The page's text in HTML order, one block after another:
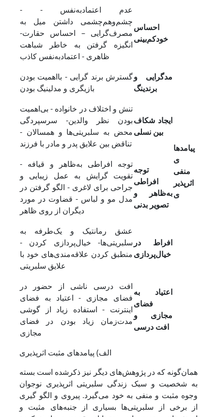
- عدم اعتمادبه‌نفس -
چشم‌وهم‌چشمی داشتن میل به
مصرف‌گرایی – احساس حقارت-
انگیزه گرفتن به خاطر شباهت
ظاهری - اعتمادبه‌نفس کاذب
احساس
خودکم‌بینی
پیامدها
ی
منفی
اثرپذیر
ی
گسترش برند گرایی - بااهمیت بودن
بازیگری و مدلینیگ بودن
مدگرایی و
برندینگ
تنش و اختلاف در خانواده - بی‌اهمیت
بودن نظر والدین- سرسپردگی
محض به سلبریتی‌ها و همسالان -
تناقض بین علایق پدر و مادر با فرزند
ایجاد شکاف
بین نسلی
توجه افراطی به‌ظاهر و قیافه -
تقویت گرایش به عمل زیبایی و
جراحی برای لاغری - الگو گرفتن در
مدل مو و لباس - قضاوت در مورد
دیگران از روی ظاهر
توجه
افراطی
به‌ظاهر و
تصویر بدنی
عشق رمانتیک و یک‌طرفه به
سلبریتی‌ها- خیال‌پردازی کردن -
منطبق کردن علاقه‌مندی‌های خود با
علایق سلبریتی
افراط در
خیال‌پردازی
افت درسی ناشی از حضور در
فضای مجازی - اعتیاد به فضای
اینترنت - استفاده زیاد از گوشی
مدت‌زمان زیاد بودن در فضای
مجازی
اعتیاد به
فضای
مجازی و
افت درسی
الف) پیامدهای مثبت اثرپذیری
همان‌گونه که در پژوهش‌های دیگر نیز ذکرشده است بسته
به شخصیت و سبک زندگی سلبریتی اثرپذیری نوجوان
وجوه مثبت و منفی به خود می‌گیرد. پیروی و الگو گیری
از برخی از سلبریتی‌ها بسیاری از جنبه‌های مثبت و